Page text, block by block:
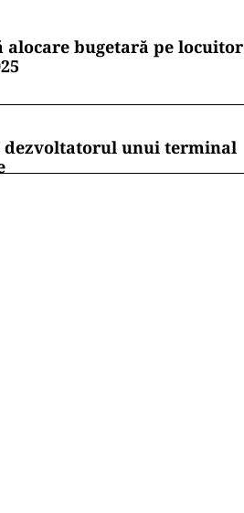
alocare bugetară pe locuitor
dezvoltatorul unui terminal